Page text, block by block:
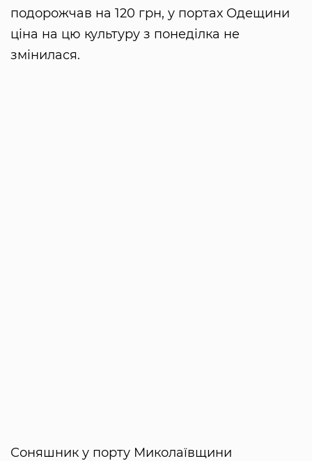
подорожчав на 120 грн, у портах Одещини
ціна на цю культуру з понеділка не
змінилася.
Соняшник у порту Миколаївщини